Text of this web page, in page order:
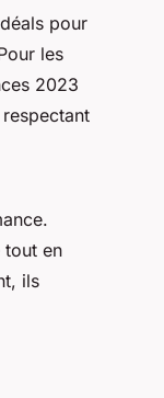
pour
les
2023
tout en
ils